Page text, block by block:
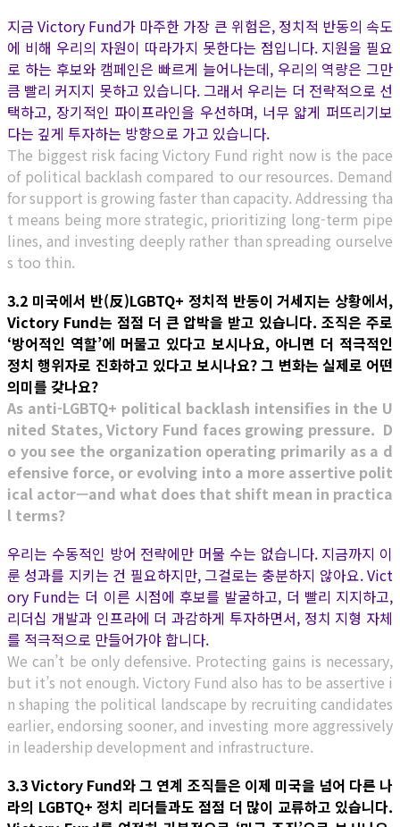
지금 Victory Fund가 마주한 가장 큰 위험은, 정치적 반동의 속도
에 비해 우리의 자원이 따라가지 못한다는 점입니다. 지원을 필요
로 하는 후보와 캠페인은 빠르게 늘어나는데, 우리의 역량은 그만
큼 빨리 커지지 못하고 있습니다. 그래서 우리는 더 전략적으로 선
택하고, 장기적인 파이프라인을 우선하며, 너무 얇게 퍼뜨리기보
다는 깊게 투자하는 방향으로 가고 있습니다.
The biggest risk facing Victory Fund right now is the pace
of political backlash compared to our resources. Demand
for support is growing faster than capacity. Addressing tha
t means being more strategic, prioritizing long-term pipe
lines, and investing deeply rather than spreading ourselve
s too thin.
3.2 미국에서 반(反)LGBTQ+ 정치적 반동이 거세지는 상황에서,
Victory Fund는 점점 더 큰 압박을 받고 있습니다. 조직은 주로
‘방어적인 역할’에 머물고 있다고 보시나요, 아니면 더 적극적인
정치 행위자로 진화하고 있다고 보시나요? 그 변화는 실제로 어떤
의미를 갖나요?
As anti-LGBTQ+ political backlash intensifies in the U
nited States, Victory Fund faces growing pressure. D
o you see the organization operating primarily as a d
efensive force, or evolving into a more assertive polit
ical actor—and what does that shift mean in practica
l terms?
우리는 수동적인 방어 전략에만 머물 수는 없습니다. 지금까지 이
룬 성과를 지키는 건 필요하지만, 그걸로는 충분하지 않아요. Vict
ory Fund는 더 이른 시점에 후보를 발굴하고, 더 빨리 지지하고,
리더십 개발과 인프라에 더 과감하게 투자하면서, 정치 지형 자체
를 적극적으로 만들어가야 합니다.
We can’t be only defensive. Protecting gains is necessary,
but it’s not enough. Victory Fund also has to be assertive i
n shaping the political landscape by recruiting candidates
earlier, endorsing sooner, and investing more aggressively
in leadership development and infrastructure.
3.3 Victory Fund와 그 연계 조직들은 이제 미국을 넘어 다른 나
라의 LGBTQ+ 정치 리더들과도 점점 더 많이 교류하고 있습니다.